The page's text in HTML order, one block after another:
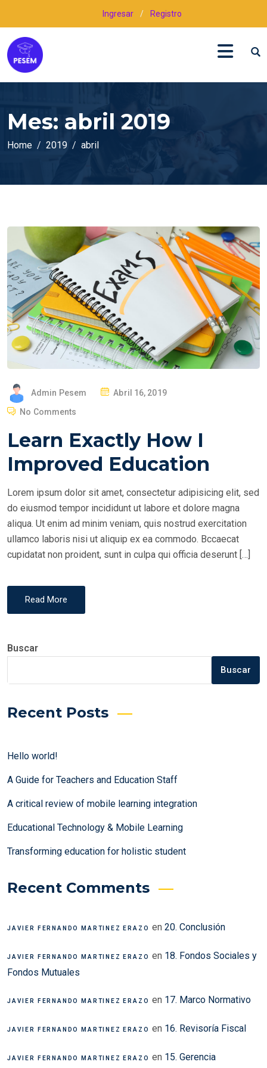
Ingresar / Registro
Mes: abril 2019
Home 2019 abril
Admin Pesem
P
T
D
N
Abril 16, 2019
No Comments
Learn Exactly How I
Improved Education
Lorem ipsum dolor sit amet, consectetur adipisicing elit, sed
do eiusmod tempor incididunt ut labore et dolore magna
aliqua. Ut enim ad minim veniam, quis nostrud exercitation
ullamco laboris nisi ut aliquip ex ea commodo. Bccaecat
cupidatat non proident, sunt in culpa qui officia deserunt […]
Read More
Buscar
Buscar
Recent Posts
Hello world!
A Guide for Teachers and Education Staff
A critical review of mobile learning integration
Educational Technology & Mobile Learning
Transforming education for holistic student
Recent Comments
JAVIER FERNANDO MARTINEZ ERAZO en 20. Conclusión
JAVIER FERNANDO MARTINEZ ERAZO en 18. Fondos Sociales y
Fondos Mutuales
JAVIER FERNANDO MARTINEZ ERAZO en 17. Marco Normativo
JAVIER FERNANDO MARTINEZ ERAZO en 16. Revisoría Fiscal
JAVIER FERNANDO MARTINEZ ERAZO en 15. Gerencia